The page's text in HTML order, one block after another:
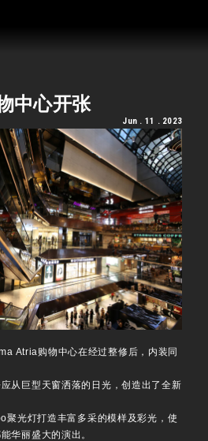
中心开张
Jun . 11 . 2023
Atria购物中心在经过整修后，内装同
从巨型天窗洒落的日光，创造出了全新
聚光灯打造丰富多采的模样及彩光，使
华丽盛大的演出。